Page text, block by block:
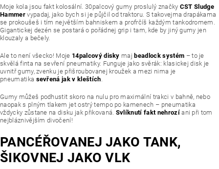
Moje kola jsou fakt kolosální. 30palcový gumy proslulý značky CST Sludge
Hammervypadaj, jako bych si je půjčil od traktoru. S takovejma drapákama
se prokoušeš i tím největším bahniskem a profrčíš každým tankodromem.
Gigantickej dezén se postará o pořádnej grip i tam, kde by jiný gumy jen
klouzaly a bečely.
Ale to není všecko! Moje 14palcový disky maj beadlock systém – to je
skvělá finta na sevření pneumatiky. Funguje jako svěrák: klasickej disk je
uvnitř gumy, zvenku je přišroubovanej kroužek a mezi nima je
pneumatika sevřená jak v kleštích.
Gumy můžeš podhustit skoro na nulu pro maximální trakci v bahně, nebo
naopak s plným tlakem jet ostrý tempo po kamenech – pneumatika
vždycky zůstane na disku jak přikovaná. Svlíknutí fakt nehrozí ani při tom
nejbláznivějším divočení!
PANCÉŘOVANEJ JAKO TANK,
ŠIKOVNEJ JAKO VLK